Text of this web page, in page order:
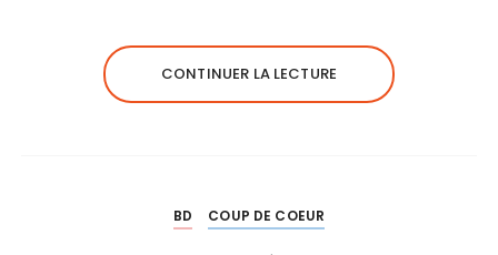
CONTINUER LA LECTURE
BD COUP DE COEUR